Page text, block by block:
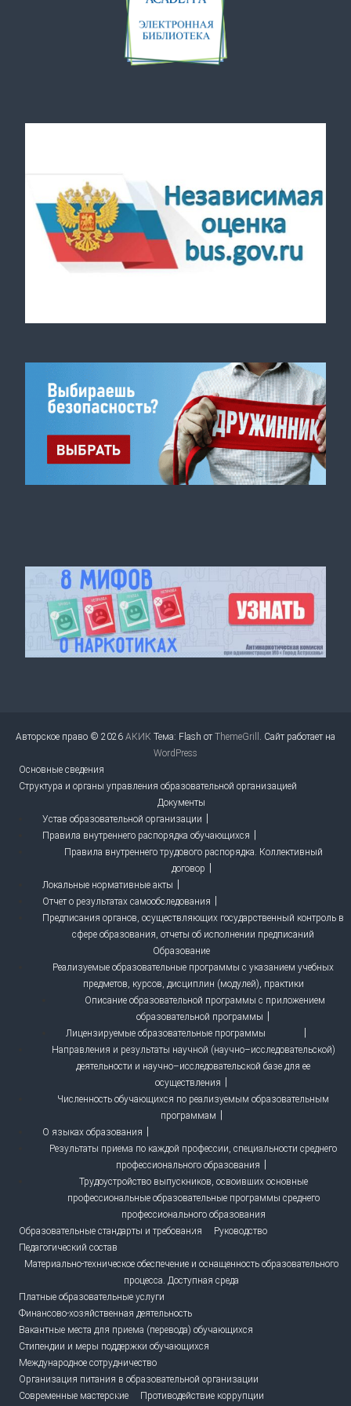
Авторское право © 2026 АКИК Тема: Flash отThemeGrill . Сайт работает на
WordPress
Основные сведения
Структура и органы управления образовательной организацией
Документы
Устав образовательной организации
Правила внутреннего распорядка обучающихся
Правила внутреннего трудового распорядка. Коллективный
договор
Локальные нормативные акты
Отчет о результатах самообследования
Предписания органов, осуществляющих государственный контроль в
сфере образования, отчеты об исполнении предписаний
Образование
Реализуемые образовательные программы с указанием учебных
предметов, курсов, дисциплин (модулей), практики
Описание образовательной программы с приложением
образовательной программы
Лицензируемые образовательные программы
Направления и результаты научной (научно–исследовательской)
деятельности и научно–исследовательской базе для ее
осуществления
Численность обучающихся по реализуемым образовательным
программам
О языках образования
Результаты приема по каждой профессии, специальности среднего
профессионального образования
Трудоустройство выпускников, освоивших основные
профессиональные образовательные программы среднего
профессионального образования
Образовательные стандарты и требования
Руководство
Педагогический состав
Материально-техническое обеспечение и оснащенность образовательного
процесса. Доступная среда
Платные образовательные услуги
Финансово-хозяйственная деятельность
Вакантные места для приема (перевода) обучающихся
Стипендии и меры поддержки обучающихся
Международное сотрудничество
Организация питания в образовательной организации
Современные мастерские
Противодействие коррупции